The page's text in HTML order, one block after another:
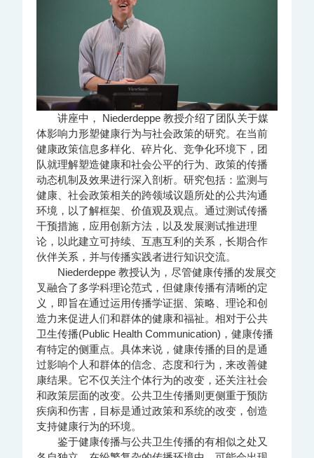
讲座中， Niederdeppe 教授介绍了团队关于媒
体影响力形塑健康行为与社会政策的研究。在当前
健康政策信息多样化、碎片化、竞争化环境下，团
队就理解塑造健康和社会公平的行为、政策的传播
动态机制及效果进行深入剖析。研究包括：监测与
健康、社会政策相关的跨领域议题所处的公共沟通
环境，以了解框架、价值观及观点。通过测试传播
干预措施，应用创新方法，以及发展测试推进理
论，以此建立可持续、互惠互利的关系，长期合作
伙伴关系，并与传播实践者进行知识交流。
Niederdeppe 教授认为，尽管健康传播的发展交
叉融合了多学科理论范式，但健康传播有清晰的定
义，即旨在通过运用传播学证据、策略、理论和创
造力来促进人们和群体的健康和福祉。相对于公共
卫生传播(Public Health Communication)，健康传播
有特定的侧重点。具体来说，健康传播的目的是通
过影响个人和群体的信念、态度和行为，来改善健
康结果。它不仅关注个体行为的改变，还关注社会
和政策层面的改变。公共卫生传播则更侧重于预防
疾病和伤害，目标是通过政策和系统的改变，创造
支持健康行为的环境。
鉴于健康传播与公共卫生传播的有相似之处又